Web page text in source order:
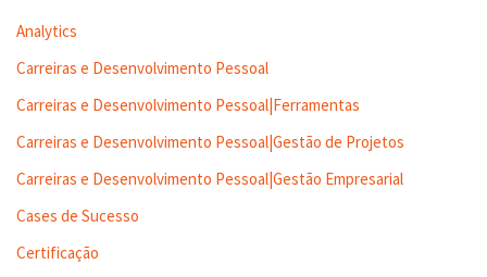
Analytics
Carreiras e Desenvolvimento Pessoal
Carreiras e Desenvolvimento Pessoal|Ferramentas
Carreiras e Desenvolvimento Pessoal|Gestão de Projetos
Carreiras e Desenvolvimento Pessoal|Gestão Empresarial
Cases de Sucesso
Certificação